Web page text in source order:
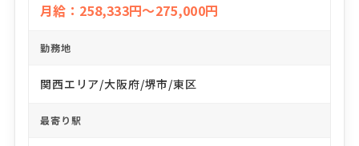
月給：258,333円～275,000円
勤務地
関西エリア/大阪府/堺市/東区
最寄り駅